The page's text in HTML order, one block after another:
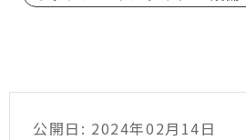
公開日: 2024年02月14日